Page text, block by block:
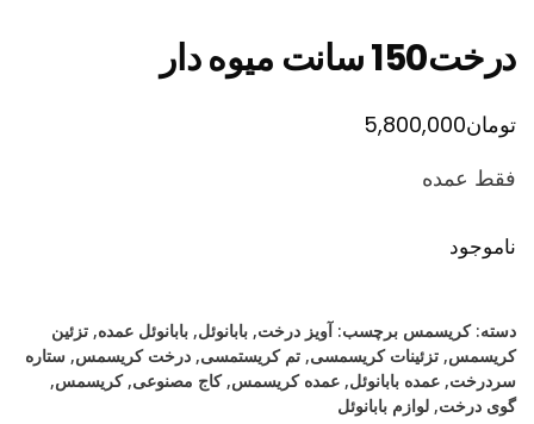
درخت150 سانت میوه دار
تومان5,800,000
فقط عمده
ناموجود
دسته:کریسمس برچسب:آویز درخت, بابانوئل, بابانوئل عمده, تزئین
کریسمس, تزئینات کریسمسی, تم کریستمسی, درخت کریسمس, ستاره
سردرخت, عمده بابانوئل, عمده کریسمس,کاج مصنوعی,کریسمس,
گوی درخت, لوازم بابانوئل